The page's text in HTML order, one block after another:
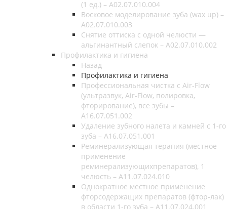
(1 ед.) – A02.07.010.004
Восковое моделирование зуба (wax up) –
A02.07.010.003
Снятие оттиска с одной челюсти —
альгинантный слепок – A02.07.010.002
Профилактика и гигиена
Назад
Профилактика и гигиена
Профессиональная чистка с Air-Flow
(ультразвук, Air-Flow, полировка,
фторирование), все зубы –
A16.07.051.002
Удаление зубного налета и камней с 1-го
зуба – А16.07.051.001
Реминерализующая терапия (местное
применение
реминерализующихпрепаратов), 1
челюсть – А11.07.024.010
Однократное местное применение
фторсодержащих препаратов (фтор-лак)
в области 1-го зуба – А11.07.024.001